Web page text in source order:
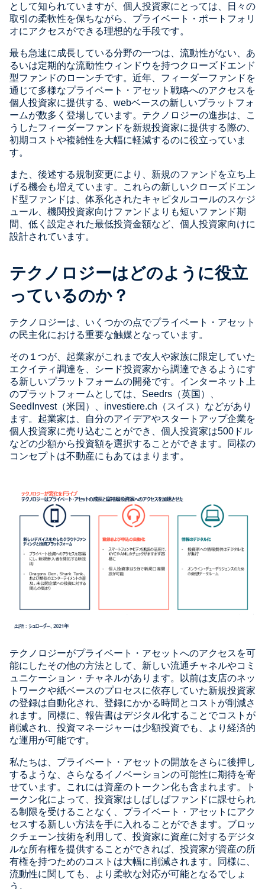
として知られていますが、個人投資家にとっては、日々の
取引の柔軟性を保ちながら、プライベート・ポートフォリ
オにアクセスができる理想的な手段です。
最も急速に成長している分野の一つは、流動性がない、あ
るいは定期的な流動性ウィンドウを持つクローズドエンド
型ファンドのローンチです。近年、フィーダーファンドを
通じて多様なプライベート・アセット戦略へのアクセスを
個人投資家に提供する、webベースの新しいプラットフォ
ームが数多く登場しています。テクノロジーの進歩は、こ
うしたフィーダーファンドを新規投資家に提供する際の、
初期コストや複雑性を大幅に軽減するのに役立っていま
す。
また、後述する規制変更により、新規のファンドを立ち上
げる機会も増えています。これらの新しいクローズドエン
ド型ファンドは、体系化されたキャピタルコールのスケジ
ュール、機関投資家向けファンドよりも短いファンド期
間、低く設定された最低投資金額など、個人投資家向けに
設計されています。
テクノロジーはどのように役立
っているのか？
テクノロジーは、いくつかの点でプライベート・アセット
の民主化における重要な触媒となっています。
その１つが、起業家がこれまで友人や家族に限定していた
エクイティ調達を、シード投資家から調達できるようにす
る新しいプラットフォームの開発です。インターネット上
のプラットフォームとしては、Seedrs（英国）、
SeedInvest（米国）、investiere.ch（スイス）などがあり
ます。起業家は、自分のアイデアやスタートアップ企業を
個人投資家に売り込むことができ、個人投資家は500ドル
などの少額から投資額を選択することができます。同様の
コンセプトは不動産にもあてはまります。
テクノロジーがプライベート・アセットへのアクセスを可
能にしたその他の方法として、新しい流通チャネルやコミ
ュニケーション・チャネルがあります。以前は支店のネッ
トワークや紙ベースのプロセスに依存していた新規投資家
の登録は自動化され、登録にかかる時間とコストが削減さ
れます。同様に、報告書はデジタル化することでコストが
削減され、投資マネージャーは少額投資でも、より経済的
な運用が可能です。
私たちは、プライベート・アセットの開放をさらに後押し
するような、さらなるイノベーションの可能性に期待を寄
せています。これには資産のトークン化も含まれます。ト
ークン化によって、投資家はしばしばファンドに課せられ
る制限を受けることなく、プライベート・アセットにアク
セスする新しい方法を手に入れることができます。ブロッ
クチェーン技術を利用して、投資家に資産に対するデジタ
ルな所有権を提供することができれば、投資家が資産の所
有権を持つためのコストは大幅に削減されます。同様に、
流動性に関しても、より柔軟な対応が可能となるでしょ
う。